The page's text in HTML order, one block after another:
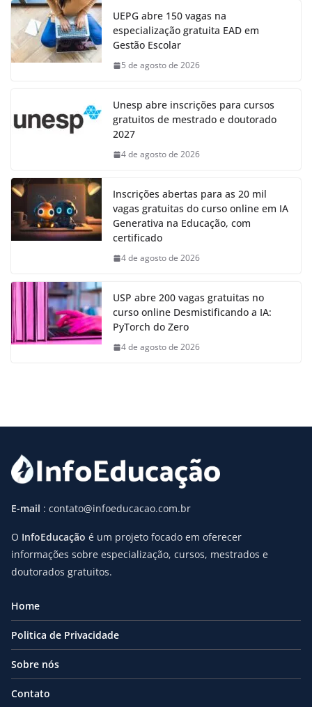
UEPG abre 150 vagas na
especialização gratuita EAD em
Gestão Escolar
5 de agosto de 2026
Unesp abre inscrições para cursos
gratuitos de mestrado e doutorado
2027
4 de agosto de 2026
Inscrições abertas para as 20 mil
vagas gratuitas do curso online em IA
Generativa na Educação, com
certificado
4 de agosto de 2026
USP abre 200 vagas gratuitas no
curso online Desmistificando a IA:
PyTorch do Zero
4 de agosto de 2026
E-mail : contato@infoeducacao.com.br
O InfoEducação é um projeto focado em oferecer
informações sobre especialização, cursos, mestrados e
doutorados gratuitos.
Home
Politica de Privacidade
Sobre nós
Contato